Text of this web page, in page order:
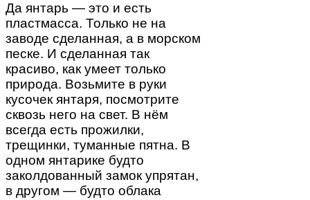
Да янтарь — это и есть
пластмасса. Только не на
заводе сделанная, а в морском
песке. И сделанная так
красиво, как умеет только
природа. Возьмите в руки
кусочек янтаря, посмотрите
сквозь него на свет. В нём
всегда есть прожилки,
трещинки, туманные пятна. В
одном янтарике будто
заколдованный замок упрятан,
в другом — будто облака